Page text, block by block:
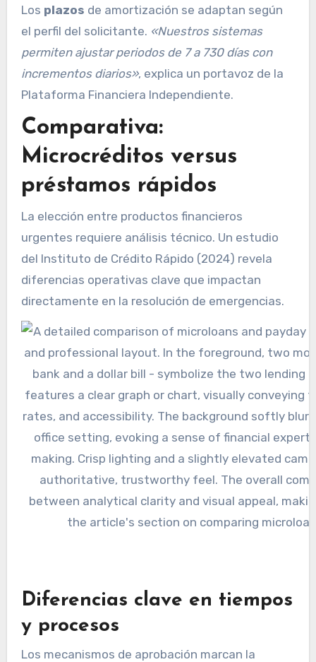
Los plazos de amortización se adaptan según
el perfil del solicitante. «Nuestros sistemas
permiten ajustar periodos de 7 a 730 días con
incrementos diarios», explica un portavoz de la
Plataforma Financiera Independiente.
Comparativa:
Microcréditos versus
préstamos rápidos
La elección entre productos financieros
urgentes requiere análisis técnico. Un estudio
del Instituto de Crédito Rápido (2024) revela
diferencias operativas clave que impactan
directamente en la resolución de emergencias.
Diferencias clave en tiempos
y procesos
Los mecanismos de aprobación marcan la